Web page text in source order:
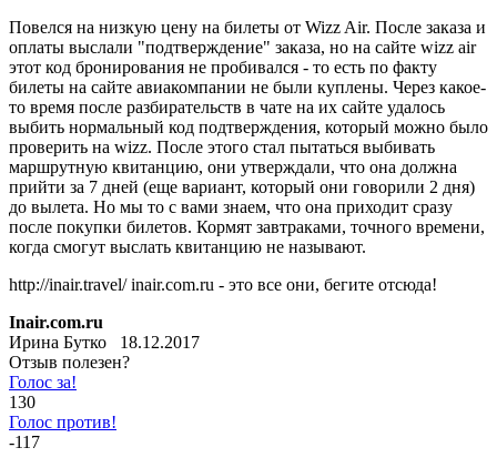
Повелся на низкую цену на билеты от Wizz Air. После заказа и
оплаты выслали "подтверждение" заказа, но на сайте wizz air
этот код бронирования не пробивался - то есть по факту
билеты на сайте авиакомпании не были куплены. Через какое-
то время после разбирательств в чате на их сайте удалось
выбить нормальный код подтверждения, который можно было
проверить на wizz. После этого стал пытаться выбивать
маршрутную квитанцию, они утверждали, что она должна
прийти за 7 дней (еще вариант, который они говорили 2 дня)
до вылета. Но мы то с вами знаем, что она приходит сразу
после покупки билетов. Кормят завтраками, точного времени,
когда смогут выслать квитанцию не называют.
http://inair.travel/ inair.com.ru - это все они, бегите отсюда!
Inair.com.ru
Ирина Бутко 18.12.2017
Отзыв полезен?
Голос за!
130
Голос против!
-117